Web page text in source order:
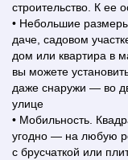
строительство. К ее
• Небольшие
даче, садовом
дом или квартира в
вы можете
даже снаружи — во
улице
• Мобильность.
угодно — на любую
с брусчаткой или